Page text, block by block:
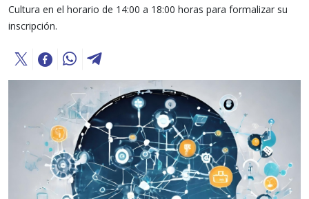
Cultura en el horario de 14:00 a 18:00 horas para formalizar su
inscripción.